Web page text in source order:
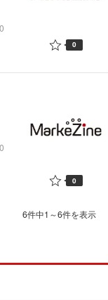
0
0
6件中1～6件を表示